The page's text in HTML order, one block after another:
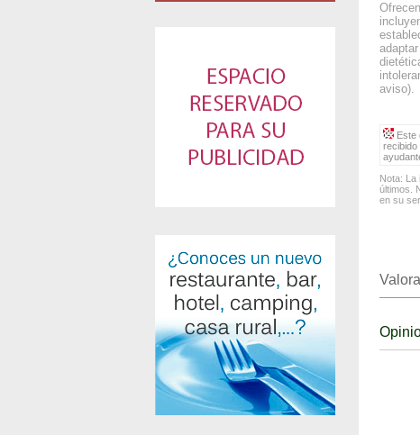
aviso).
Este
recibido
Nota: La
últimos.
en su